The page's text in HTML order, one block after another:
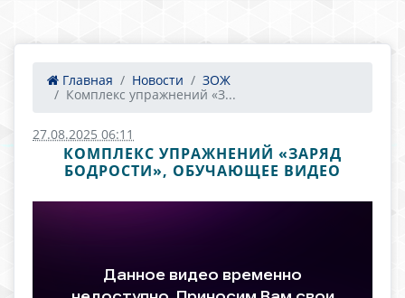
Главная Новости
ЗОЖ
Комплекс упражнений «З...
27.08.2025 06:11
КОМПЛЕКС УПРАЖНЕНИЙ «ЗАРЯД
БОДРОСТИ», ОБУЧАЮЩЕЕ ВИДЕО